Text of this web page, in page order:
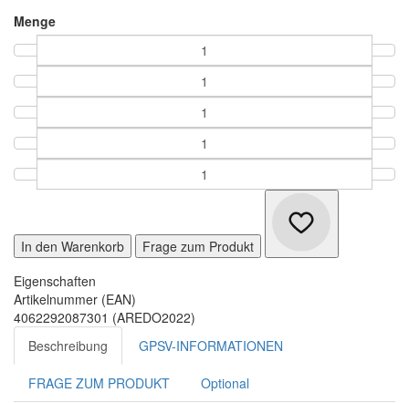
Menge
In den Warenkorb
Frage zum Produkt
Eigenschaften
Artikelnummer (EAN)
4062292087301 (AREDO2022)
Beschreibung
GPSV-INFORMATIONEN
FRAGE ZUM PRODUKT Optional